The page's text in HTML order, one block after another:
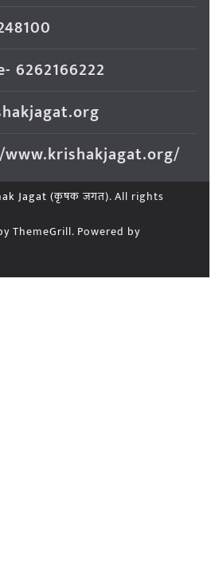
6262166222
Jagat (कृषक जगत). All rights
ThemeGrill. Powered by